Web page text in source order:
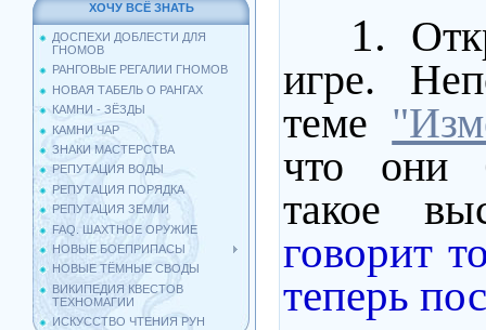
ХОЧУ ВСЁ ЗНАТЬ
ДОСПЕХИ ДОБЛЕСТИ ДЛЯ
ГНОМОВ
РАНГОВЫЕ РЕГАЛИИ ГНОМОВ
НОВАЯ ТАБЕЛЬ О РАНГАХ
КАМНИ - ЗЁЗДЫ
КАМНИ ЧАР
ЗНАКИ МАСТЕРСТВА
РЕПУТАЦИЯ ВОДЫ
РЕПУТАЦИЯ ПОРЯДКА
РЕПУТАЦИЯ ЗЕМЛИ
FAQ. ШАХТНОЕ ОРУЖИЕ
НОВЫЕ БОЕПРИПАСЫ
НОВЫЕ ТЁМНЫЕ СВОДЫ
ВИКИПЕДИЯ КВЕСТОВ
ТЕХНОМАГИИ
ИСКУССТВО ЧТЕНИЯ РУН
1.
игре.
теме
что они
такое
говорит
теперь